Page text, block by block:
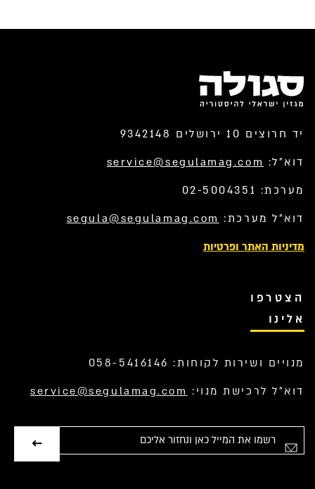
יד חרוצים 10 ירושלים 9342148
דוא”ל: service@segulamag.com
מערכת: 02-5004351
דוא”ל מערכת: segula@segulamag.com
מדיניות האתר ופרטיות
הצטרפו
אלינו
מנויים ושירות לקוחות: 058-5416146
דוא”ל לרכישת מנוי: service@segulamag.com